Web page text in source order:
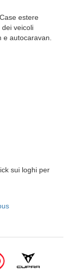
estere
veicoli
autocaravan.
sui loghi per